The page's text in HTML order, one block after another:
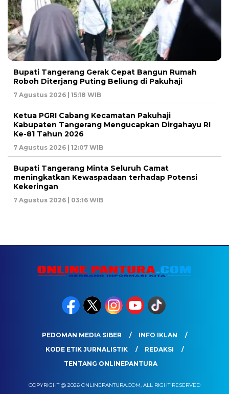
Bupati Tangerang Gerak Cepat Bangun Rumah
Roboh Diterjang Puting Beliung di Pakuhaji
7 Agustus 2026 | 15:18 WIB
Ketua PGRI Cabang Kecamatan Pakuhaji
Kabupaten Tangerang Mengucapkan Dirgahayu RI
Ke-81 Tahun 2026
7 Agustus 2026 | 12:07 WIB
Bupati Tangerang Minta Seluruh Camat
meningkatkan Kewaspadaan terhadap Potensi
Kekeringan
7 Agustus 2026 | 03:16 WIB
PEDOMAN MEDIA SIBER
INFO IKLAN
KODE ETIK JURNALISTIK
REDAKSI
TENTANG ONLINEPANTURA
COPYRIGHT @ 2026 ONLINEPANTURA.COM, ALL RIGHT RESERVED